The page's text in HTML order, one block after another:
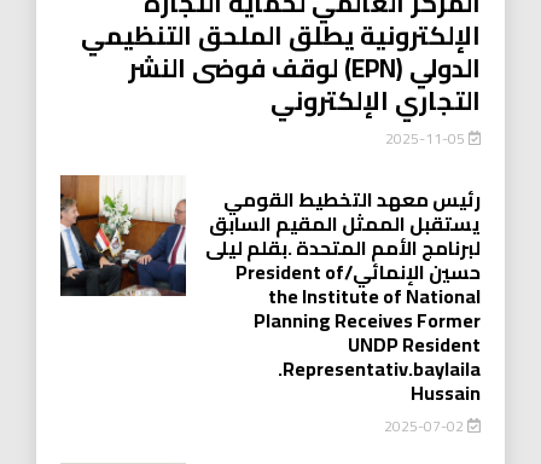
الإلكترونية يطلق الملحق التنظيمي
الدولي (EPN) لوقف فوضى النشر
التجاري الإلكتروني
رئيس معهد التخطيط القومي
يستقبل الممثل المقيم السابق
لبرنامج الأمم المتحدة .بقلم ليلى
حسين الإنمائي/President of
the Institute of National
Planning Receives Former
UNDP Resident
.Representativ.baylaila
Hussain
2025-07-02